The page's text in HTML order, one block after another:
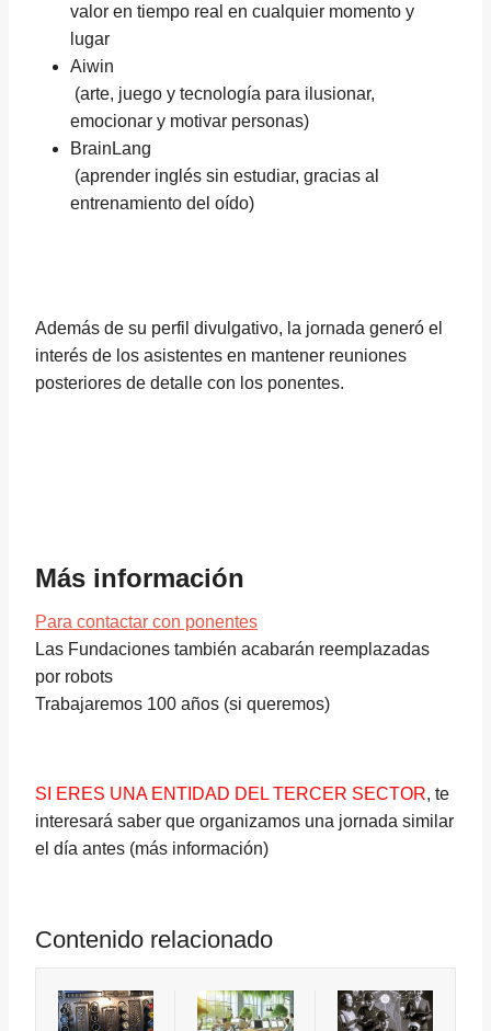
valor en tiempo real en cualquier momento y
lugar
Aiwin
(arte, juego y tecnología para ilusionar,
emocionar y motivar personas)
BrainLang
(aprender inglés sin estudiar, gracias al
entrenamiento del oído)
Además de su perfil divulgativo, la jornada generó el
interés de los asistentes en mantener reuniones
posteriores de detalle con los ponentes.
Más información
Para contactar con ponentes
Las Fundaciones también acabarán reemplazadas
por robots
Trabajaremos 100 años (si queremos)
SI ERES UNA ENTIDAD DEL TERCER SECTOR, te
interesará saber que organizamos una jornada similar
el día antes (más información)
Contenido relacionado